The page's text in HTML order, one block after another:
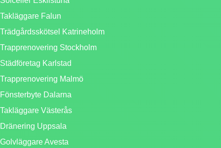
Takläggare Falun
Trädgårdsskötsel Katrineholm
Trapprenovering Stockholm
Städföretag Karlstad
Trapprenovering Malmö
Fönsterbyte Dalarna
Takläggare Västerås
Dränering Uppsala
Golvläggare Avesta